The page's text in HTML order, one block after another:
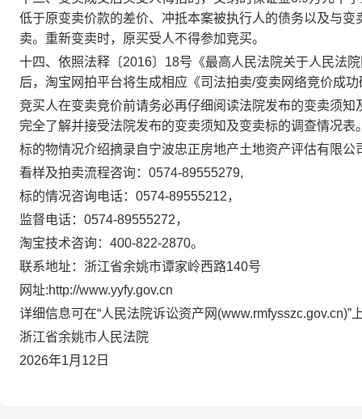
低于原变卖价款的差价、冲抵本案被执行人的债务以及与
卖。重新变卖时，原买受人不得参加竞买。
十四、依照法释〔2016〕18号《最高人民法院关于人民法
后，淘宝网拍平台将生成相应《司法拍卖/变卖网络竞价成
竞买人在变卖竞价前请务必再仔细阅读法院发布的变卖须
完全了解并接受法院发布的变卖须知及变卖标的调查情况表
标的物情况介绍摘录自宁波忠正房地产土地资产评估有限公
看样及拍卖流程咨询： 0574-89555279,
标的情况咨询电话： 0574-89555212，
监督电话： 0574-89555272，
淘宝技术咨询： 400-822-2870。
联系地址：浙江省余姚市谭家岭西路140号
网址:http://www.yyfy.gov.cn
详细信息可在“人民法院诉讼资产网(www.rmfysszc.gov.cn)”
浙江省余姚市人民法院
2026年1月12日